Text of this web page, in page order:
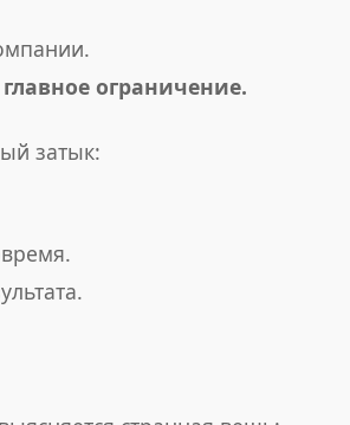
ограничение.
затык: